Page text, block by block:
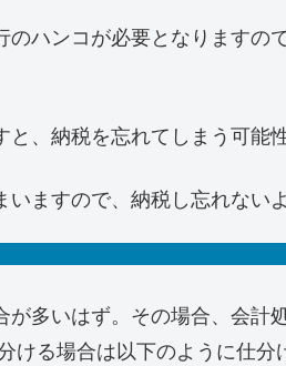
ハンコが必要となりますの
、納税を忘れてしまう可能
ますので、納税し忘れない
多いはず。その場合、会計
ける場合は以下のように仕分